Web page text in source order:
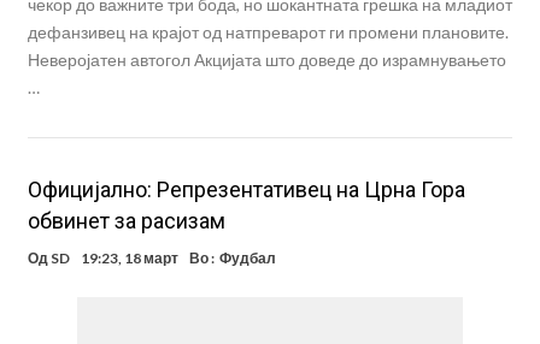
чекор до важните три бода, но шокантната грешка на младиот
дефанзивец на крајот од натпреварот ги промени плановите.
Неверојатен автогол Акцијата што доведе до израмнувањето
…
Официјално: Репрезентативец на Црна Гора
обвинет за расизам
Од SD 19:23, 18 март Во : Фудбал